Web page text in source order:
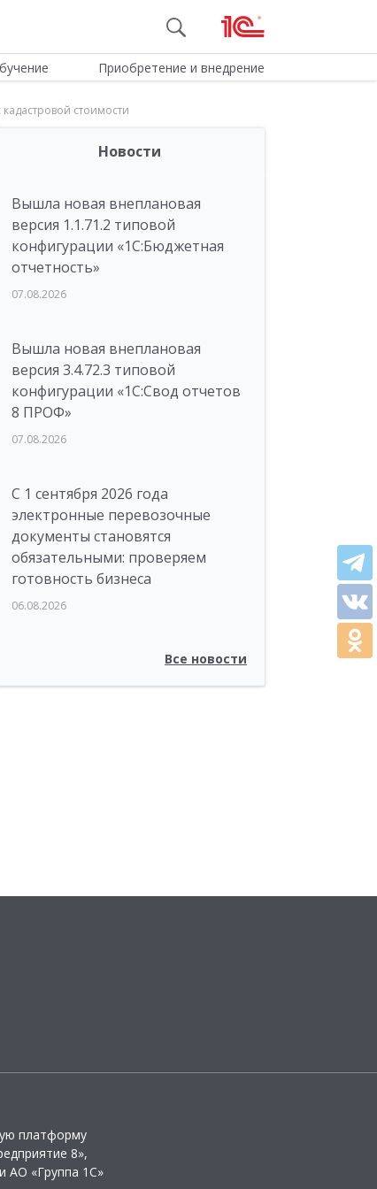
Приобретение и внедрение
стоимости
Новости
Вышла новая внеплановая
версия 1.1.71.2 типовой
конфигурации «1C:Бюджетная
отчетность»
07.08.2026
Вышла новая внеплановая
версия 3.4.72.3 типовой
конфигурации «1C:Свод отчетов
8 ПРОФ»
07.08.2026
С 1 сентября 2026 года
электронные перевозочные
документы становятся
обязательными: проверяем
готовность бизнеса
06.08.2026
Все новости
платформу
8»,
АО «Группа 1С»